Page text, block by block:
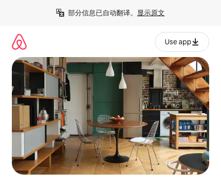
部分信息已自动翻译。 显示原文
Use app